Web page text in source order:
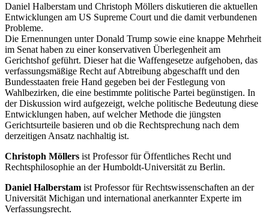
Daniel Halberstam und Christoph Möllers diskutieren die aktuellen
Entwicklungen am US Supreme Court und die damit verbundenen
Probleme.
Die Ernennungen unter Donald Trump sowie eine knappe Mehrheit
im Senat haben zu einer konservativen Überlegenheit am
Gerichtshof geführt. Dieser hat die Waffengesetze aufgehoben, das
verfassungsmäßige Recht auf Abtreibung abgeschafft und den
Bundesstaaten freie Hand gegeben bei der Festlegung von
Wahlbezirken, die eine bestimmte politische Partei begünstigen. In
der Diskussion wird aufgezeigt, welche politische Bedeutung diese
Entwicklungen haben, auf welcher Methode die jüngsten
Gerichtsurteile basieren und ob die Rechtsprechung nach dem
derzeitigen Ansatz nachhaltig ist.
Christoph Möllers ist Professor für Öffentliches Recht und
Rechtsphilosophie an der Humboldt-Universität zu Berlin.
Daniel Halberstam ist Professor für Rechtswissenschaften an der
Universität Michigan und international anerkannter Experte im
Verfassungsrecht.